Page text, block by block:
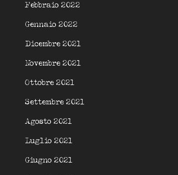
Febbraio 2022
Gennaio 2022
Dicembre 2021
Novembre 2021
Ottobre 2021
Settembre 2021
Agosto 2021
Luglio 2021
Giugno 2021